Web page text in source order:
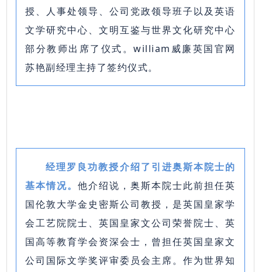
授、人事处领导、公司党政领导班子以及英语
文学研究中心、文明互鉴与世界文化研究中心
部分教师出席了仪式。william威廉英国官网
苏艳副经理主持了签约仪式。
经理罗良功教授介绍了引进奥斯本院士的
基本情况。他介绍说，奥斯本院士此前担任英
国伦敦大学金史密斯公司教授，是英国皇家学
会工艺院院士、英国皇家文公司荣誉院士、英
国高等教育学会资深会士，曾担任英国皇家文
公司国际文学奖评审委员会主席。作为世界知